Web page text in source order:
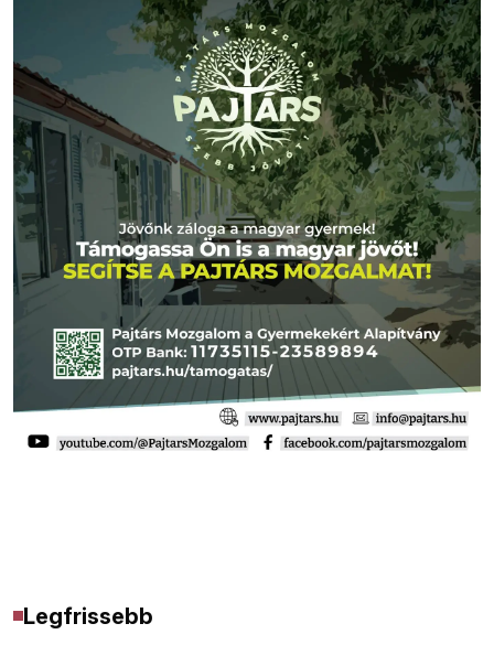
Legfrissebb